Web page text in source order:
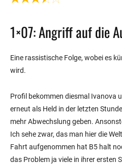
1×07: Angriff auf die
Eine rassistische Folge, wobei es
wird.
Profil bekommen diesmal Ivanova
erneut als Held in der letzten
mehr Abwechslung geben.
Ich sehe zwar, das man hier die
Fahrt aufgenommen hat B5 halt
das Problem ja viele in ihrer ersten